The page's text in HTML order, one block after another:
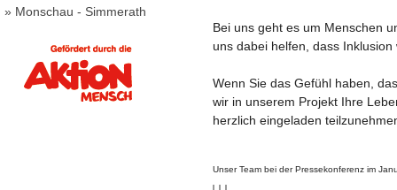
» Monschau - Simmerath
Bei uns geht es um Menschen
uns dabei helfen, dass
Wenn Sie das Gefühl haben,
wir in unserem Projekt Ihre
herzlich eingeladen
Unser Team bei der Pressekonferenz im